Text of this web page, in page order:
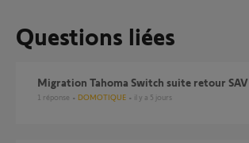
Questions liées
Migration Tahoma Switch suite retour SAV
1 réponse DOMOTIQUE il y a 5 jours